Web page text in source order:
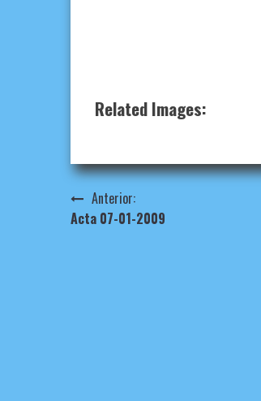
Related Images:
Navegación
de
Anterior:
Acta 07-01-2009